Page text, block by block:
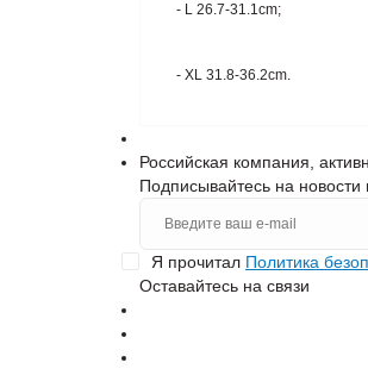
- L 26.7-31.1cm;
- XL 31.8-36.2cm.
Российская компания,
Подписывайтесь на новости
Я прочитал Политика
Оставайтесь на связи